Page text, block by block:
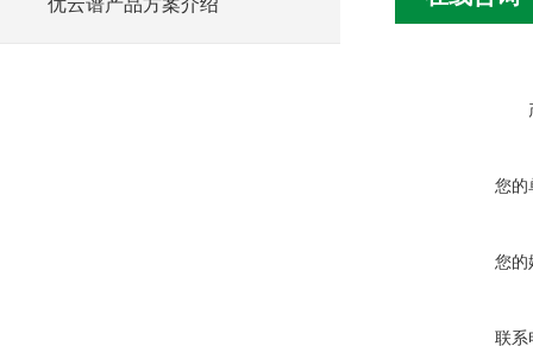
您的
您的
联系
优云谱产品方案介绍